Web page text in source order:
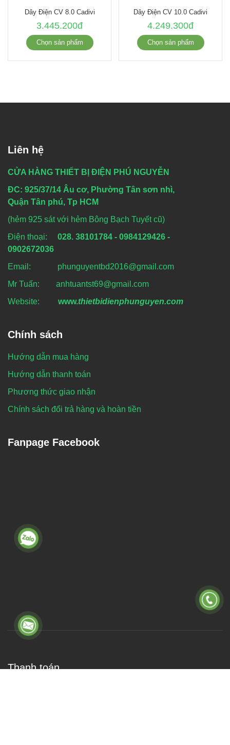
Dây Điện CV 8.0 Cadivi
3.445.200đ
Chọn sản phẩm
Dây Điện CV 10.0 Cadivi
4.249.300đ
Chọn sản phẩm
Liên hệ
CỬA HÀNG THIẾT BỊ ĐIỆN PHÚ NGUYỄN
ĐC: 925/37/14 Âu cơ, Phường Tân sơn nhì,
Quận Tân phú, Tp HCM
(hẻm 925 sát với hẻm Bông Bạch Tuyết cũ)
Điện thoại: 028. 38101784 - 0984129426 -
0902672036
Email: phunguyentbd2016@gmail.com
Mr Tuấn: anhtuantst69@gmail.com
Website:
www.thietbidienphunguyen.com
Chính sách
Hướng dẫn mua hàng
Hướng dẫn thanh toán
Phương thức giao nhận
Chính sách đổi trả hàng và hoàn tiền
Fanpage Facebook
Thanh toán